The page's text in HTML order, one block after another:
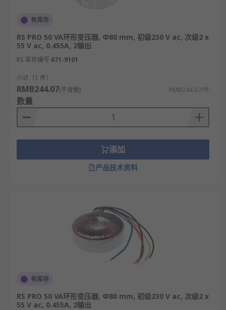
有库存
RS PRO 50 VA环形变压器, Φ80 mm, 初级230 V ac, 次级2 x
55 V ac, 0.455A, 2输出
RS 库存编号 671-9101
小计（1 件）
RMB244.07(不含税) RMB244.07/件
数量
添加
产品技术资料
有库存
RS PRO 50 VA环形变压器, Φ80 mm, 初级230 V ac, 次级2 x
55 V ac, 0.455A, 2输出